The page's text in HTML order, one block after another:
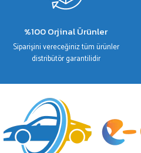
%100 Orjinal Ürünler
Siparişini vereceğiniz tüm ürünler
distribütör garantilidir